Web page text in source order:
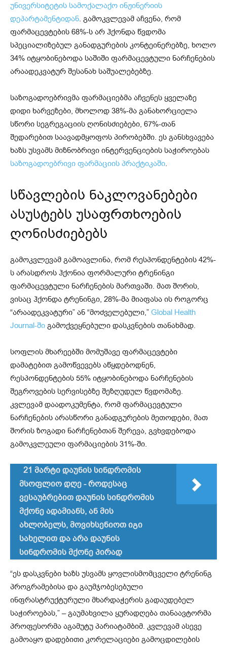
უნივერსიტეტის სამოქალაქო ინჟინერიის
დეპარტამენტიდან. გამოკვლევამ აჩვენა, რომ
ფარმაცევტების 68%-ს არ ჰქონდა წვდომა
სპეციალიზებულ განადგურების კონტეინერებზე, ხოლო
34% იტყობინებოდა საშიში ფარმაცევტული ნარჩენების
არაადეკვატურ შესანახ საშუალებებზე.
საზოგადოებრივმა ფარმაციებმა აჩვენეს ყველაზე
დიდი ხარვეზები, მხოლოდ 38%-მა განახორციელა
სწორი სეგრეგაციის ღონისძიებები, 67%-თან
შედარებით საავადმყოფოს პირობებში. ეს განსხვავება
ხაზს უსვამს მიზნობრივი ინტერვენციების საჭიროებას
საზოგადოებრივი ფარმაციის პრაქტიკაში.
სწავლების ნაკლოვანებები
ასუსტებს უსაფრთხოების
ღონისძიებებს
გამოკვლევამ გამოავლინა, რომ რესპონდენტების 42%-
ს არასდროს ჰქონია ფორმალური ტრენინგი
ფარმაცევტული ნარჩენების მართვაში. მათ შორის,
ვისაც ჰქონდა ტრენინგი, 28%-მა მიაფასა ის როგორც
“არაადეკვატური” ან “მოძველებული,” Global Health
Journal-ში გამოქვეყნებული დასკვნების თანახმად.
სოფლის მხარეებში მომუშავე ფარმაცევტები
დამატებით გამოწვევებს აწყდებოდნენ,
რესპონდენტების 55% იტყობინებოდა ნარჩენების
შეგროვების სერვისებზე შეზღუდულ წვდომაზე.
კვლევამ დაადოკუმენტა, რომ ფარმაცევტული
ნარჩენების არასწორი განადგურების მეთოდები, მათ
შორის ზოგადი ნარჩენებთან შერევა, გვხვდებოდა
გამოკვლეული ფარმაციების 31%-ში.
21 მარტი დაუნის სინდრომის
მსოფლიო დღე - როდესაც
ვესაუბრებით დაუნის სინდრომის
მქონე ადამიანს, ან მის
ახლობელს, მოვიხსენიოთ იგი
სახელით და არა დაუნის
სინდრომის მქონე პირად
“ეს დასკვნები ხაზს უსვამს ყოვლისმომცველი ტრენინგ
პროგრამებისა და გაუმჯობესებული
ინფრასტრუქტურული მხარდაჭერის გადაუდებელ
საჭიროებას,” – გაუმახვილა ყურადღება თანაავტორმა
პროფესორმა აგამუტუ პარიატამბიმ. კვლევამ ასევე
გამოაყო დადებითი კორელაციები გამოცდილების